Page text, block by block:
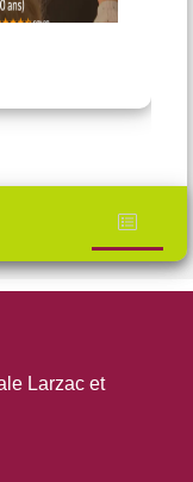
Larzac et